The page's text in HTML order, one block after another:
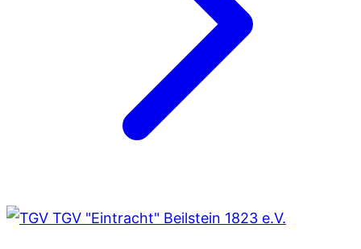
TGV "Eintracht" Beilstein 1823 e.V.